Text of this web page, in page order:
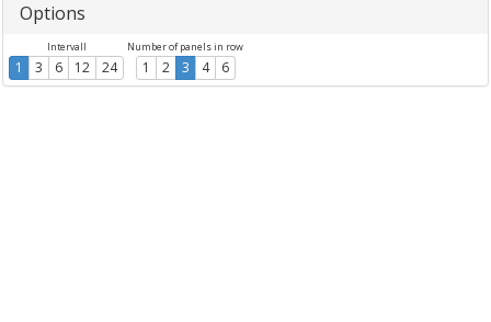
Options
Intervall
1 3 6 12 24
Number of panels in row
1 2 3 4 6